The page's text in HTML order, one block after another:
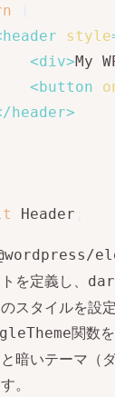
header style
<div>My
< button
header>
Header
を定義し、
スタイルを設
関数
と暗いテーマ（
。